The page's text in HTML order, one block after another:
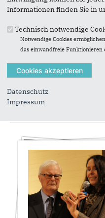
Informationen finden Sie in
Technisch notwendige
Notwendige Cookies
das einwandfreie Funktionieren
Datenschutz
Impressum